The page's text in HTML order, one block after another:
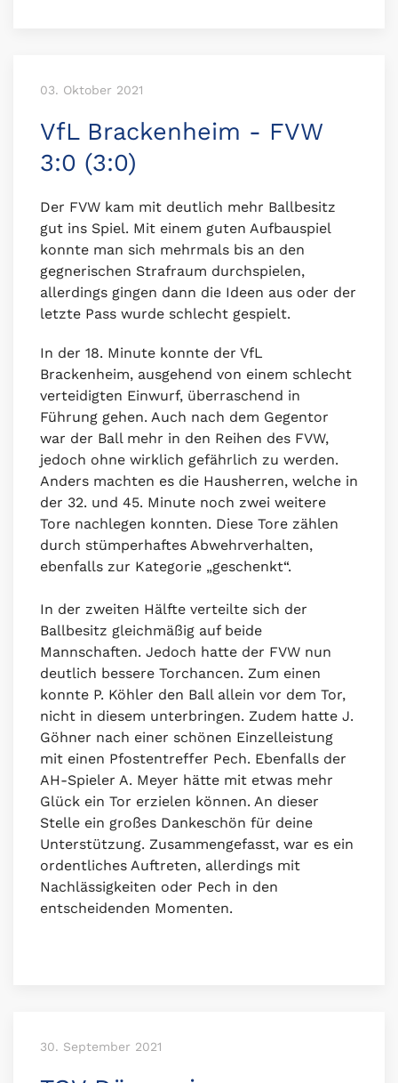
03. Oktober 2021
VfL Brackenheim - FVW
3:0 (3:0)
Der FVW kam mit deutlich mehr Ballbesitz
gut ins Spiel. Mit einem guten Aufbauspiel
konnte man sich mehrmals bis an den
gegnerischen Strafraum durchspielen,
allerdings gingen dann die Ideen aus oder der
letzte Pass wurde schlecht gespielt.
In der 18. Minute konnte der VfL
Brackenheim, ausgehend von einem schlecht
verteidigten Einwurf, überraschend in
Führung gehen. Auch nach dem Gegentor
war der Ball mehr in den Reihen des FVW,
jedoch ohne wirklich gefährlich zu werden.
Anders machten es die Hausherren, welche in
der 32. und 45. Minute noch zwei weitere
Tore nachlegen konnten. Diese Tore zählen
durch stümperhaftes Abwehrverhalten,
ebenfalls zur Kategorie „geschenkt“.
In der zweiten Hälfte verteilte sich der
Ballbesitz gleichmäßig auf beide
Mannschaften. Jedoch hatte der FVW nun
deutlich bessere Torchancen. Zum einen
konnte P. Köhler den Ball allein vor dem Tor,
nicht in diesem unterbringen. Zudem hatte J.
Göhner nach einer schönen Einzelleistung
mit einen Pfostentreffer Pech. Ebenfalls der
AH-Spieler A. Meyer hätte mit etwas mehr
Glück ein Tor erzielen können. An dieser
Stelle ein großes Dankeschön für deine
Unterstützung. Zusammengefasst, war es ein
ordentliches Auftreten, allerdings mit
Nachlässigkeiten oder Pech in den
entscheidenden Momenten.
30. September 2021